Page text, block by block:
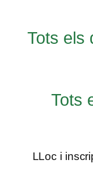
Tots els
Tots
LLoc i